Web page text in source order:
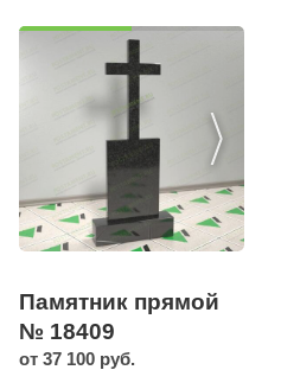
Памятник прямой
№ 18409
от 37 100 руб.